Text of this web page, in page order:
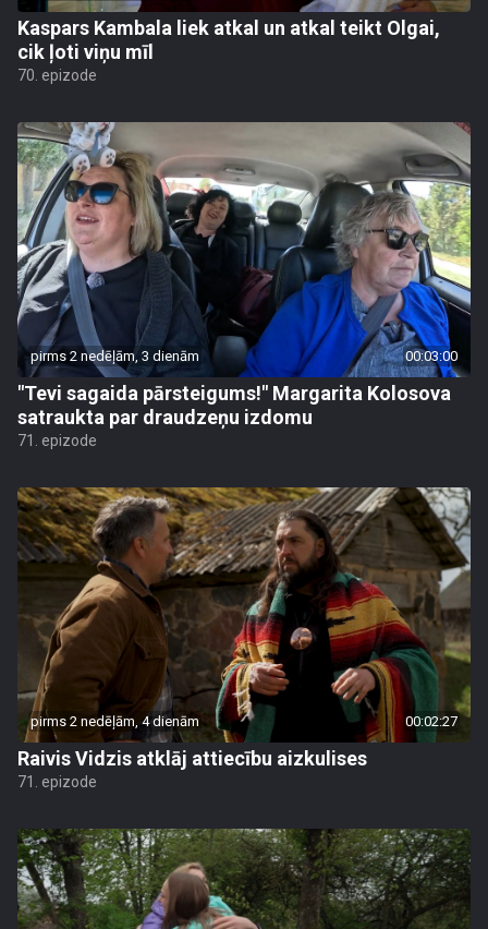
Kaspars Kambala liek atkal un atkal teikt Olgai,
cik ļoti viņu mīl
70. epizode
pirms 2 nedēļām, 3 dienām 00:03:00
"Tevi sagaida pārsteigums!" Margarita Kolosova
satraukta par draudzeņu izdomu
71. epizode
pirms 2 nedēļām, 4 dienām 00:02:27
Raivis Vidzis atklāj attiecību aizkulises
71. epizode